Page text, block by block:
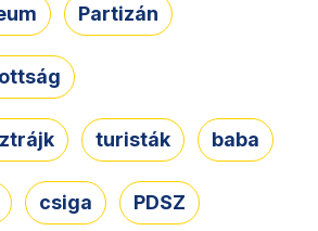
Partizán
turisták baba
csiga PDSZ